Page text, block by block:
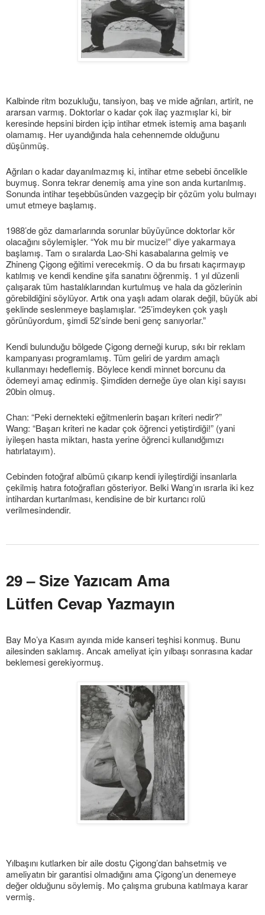
Kalbinde ritm bozukluğu, tansiyon, baş ve mide ağrıları, artirit, ne
ararsan varmış. Doktorlar o kadar çok ilaç yazmışlar ki, bir
keresinde hepsini birden içip intihar etmek istemiş ama başarılı
olamamış. Her uyandığında hala cehennemde olduğunu
düşünmüş.
Ağrıları o kadar dayanılmazmış ki, intihar etme sebebi öncelikle
buymuş. Sonra tekrar denemiş ama yine son anda kurtarılmış.
Sonunda intihar teşebbüsünden vazgeçip bir çözüm yolu bulmayı
umut etmeye başlamış.
1988’de göz damarlarında sorunlar büyüyünce doktorlar kör
olacağını söylemişler. “Yok mu bir mucize!” diye yakarmaya
başlamış. Tam o sıralarda Lao-Shi kasabalarına gelmiş ve
Zhineng Çigong eğitimi verecekmiş. O da bu fırsatı kaçırmayıp
katılmış ve kendi kendine şifa sanatını öğrenmiş. 1 yıl düzenli
çalışarak tüm hastalıklarından kurtulmuş ve hala da gözlerinin
görebildiğini söylüyor. Artık ona yaşlı adam olarak değil, büyük abi
şeklinde seslenmeye başlamışlar. “25’imdeyken çok yaşlı
görünüyordum, şimdi 52’sinde beni genç sanıyorlar.”
Kendi bulunduğu bölgede Çigong derneği kurup, sıkı bir reklam
kampanyası programlamış. Tüm geliri de yardım amaçlı
kullanmayı hedeflemiş. Böylece kendi minnet borcunu da
ödemeyi amaç edinmiş. Şimdiden derneğe üye olan kişi sayısı
20bin olmuş.
Chan: “Peki dernekteki eğitmenlerin başarı kriteri nedir?”
Wang: “Başarı kriteri ne kadar çok öğrenci yetiştirdiği!” (yani
iyileşen hasta miktarı, hasta yerine öğrenci kullanıdğımızı
hatırlatayım).
Cebinden fotoğraf albümü çıkarıp kendi iyileştirdiği insanlarla
çekilmiş hatıra fotoğrafları gösteriyor. Belki Wang’ın ısrarla iki kez
intihardan kurtarılması, kendisine de bir kurtarıcı rolü
verilmesindendir.
29 – Size Yazıcam Ama
Lütfen Cevap Yazmayın
Bay Mo’ya Kasım ayında mide kanseri teşhisi konmuş. Bunu
ailesinden saklamış. Ancak ameliyat için yılbaşı sonrasına kadar
beklemesi gerekiyormuş.
Yılbaşını kutlarken bir aile dostu Çigong’dan bahsetmiş ve
ameliyatın bir garantisi olmadığını ama Çigong’un denemeye
değer olduğunu söylemiş. Mo çalışma grubuna katılmaya karar
vermiş.